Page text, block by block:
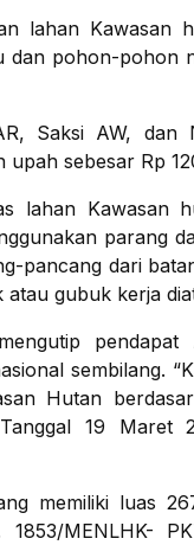
lahan Kawasan
dan pohon-pohon
Saksi AW,
sebesar Rp
lahan Kawasan
parang
pancang dari
gubuk kerja
pendapat
sembilang.
Hutan
19 Maret
memiliki luas
MENLHK-